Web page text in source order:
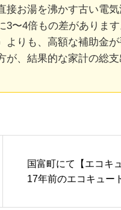
お湯を沸かす古い電
〜4倍もの差がありま
りも、高額な補助金
、結果的な家計の総
国富町にて【エコキ
17年前のエコキュー